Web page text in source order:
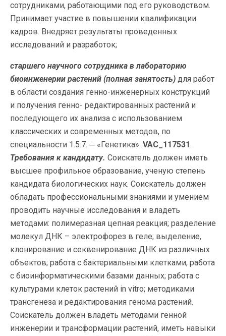
сотрудниками, работающими под его руководством.
Принимает участие в повышении квалификации
кадров. Внедряет результаты проведенных
исследований и разработок;
старшего научного сотрудника в лабораторию
биоинженерии растений (полная занятость) для работ
в области создания генно-инженерных конструкций
и получения генно- редактированных растений и
последующего их анализа с использованием
классических и современных методов, по
специальности 1.5.7. ─ «Генетика». VAC_117531.
Требования к кандидату. Соискатель должен иметь
высшее профильное образование, ученую степень
кандидата биологических наук. Соискатель должен
обладать профессиональными знаниями и умением
проводить научные исследования и владеть
методами: полимеразная цепная реакция; разделение
молекул ДНК – электрофорез в геле; выделение,
клонирование и секвенирование ДНК из различных
объектов; работа с бактериальными клетками, работа
с биоинформатическими базами данных; работа с
культурами клеток растений in vitro; методиками
трансгенеза и редактирования генома растений.
Соискатель должен владеть методами генной
инженерии и трансформации растений, иметь навыки